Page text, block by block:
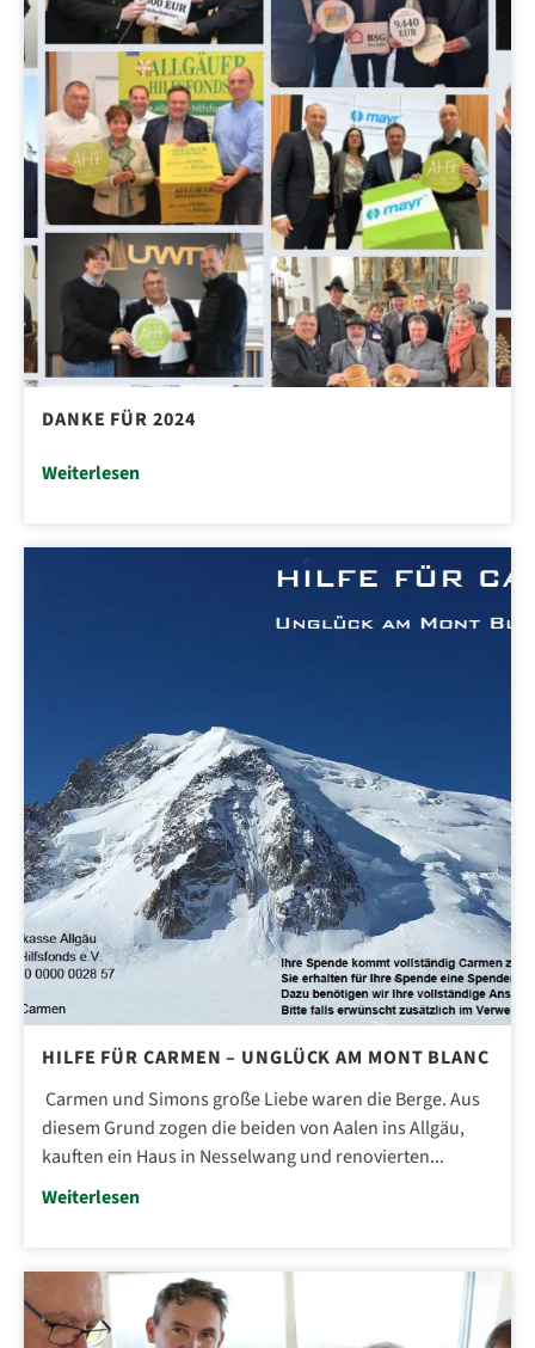
DANKE FÜR 2024
Weiterlesen
HILFE FÜR CARMEN – UNGLÜCK AM MONT BLANC
Carmen und Simons große Liebe waren die Berge. Aus
diesem Grund zogen die beiden von Aalen ins Allgäu,
kauften ein Haus in Nesselwang und renovierten...
Weiterlesen